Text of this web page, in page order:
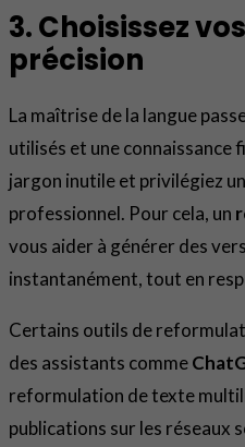
3. Choisissez
précision
La maîtrise de la langue
utilisés et une connaissance
jargon inutile et privilégiez
professionnel. Pour cela, un
vous aider à générer des
instantanément, tout en
Certains outils de
des assistants comme
reformulation de texte
publications sur les réseaux